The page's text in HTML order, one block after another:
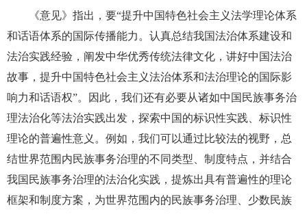
《意见》指出，要“提升中国特色社会主义法学理论体系
和话语体系的国际传播能力。认真总结我国法治体系建设和
法治实践经验，阐发中华优秀传统法律文化，讲好中国法治
故事，提升中国特色社会主义法治体系和法治理论的国际影
响力和话语权”。因此，我们还有必要从诸如中国民族事务治
理法治化等法治实践出发，探索中国的标识性实践、标识性
理论的普遍性意义。例如，我们可以通过比较法的视野，总
结世界范围内民族事务治理的不同类型、制度特点，并结合
我国民族事务治理的法治化实践，提炼出具有普遍性的理论
框架和制度方案，为世界范围内的民族事务治理、少数民族